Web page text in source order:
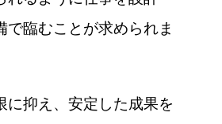
で臨むことが求められま
に抑え、安定した成果を